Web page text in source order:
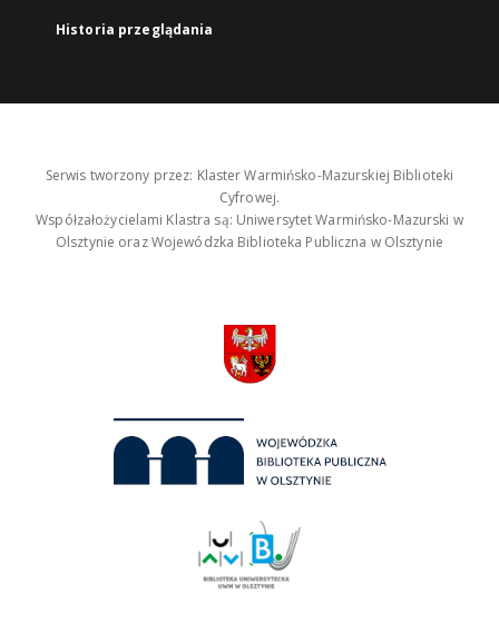
Historia przeglądania
Serwis tworzony przez: Klaster Warmińsko-Mazurskiej Biblioteki
Cyfrowej.
Współzałożycielami Klastra są: Uniwersytet Warmińsko-Mazurski w
Olsztynie oraz Wojewódzka Biblioteka Publiczna w Olsztynie